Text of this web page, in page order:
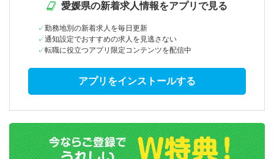
愛媛県の新着求人情報をアプリで見る
勤務地別の新着求人を毎日更新
通知設定でおすすめの求人を見逃さない
転職に役立つアプリ限定コンテンツを配信中
アプリをインストールする